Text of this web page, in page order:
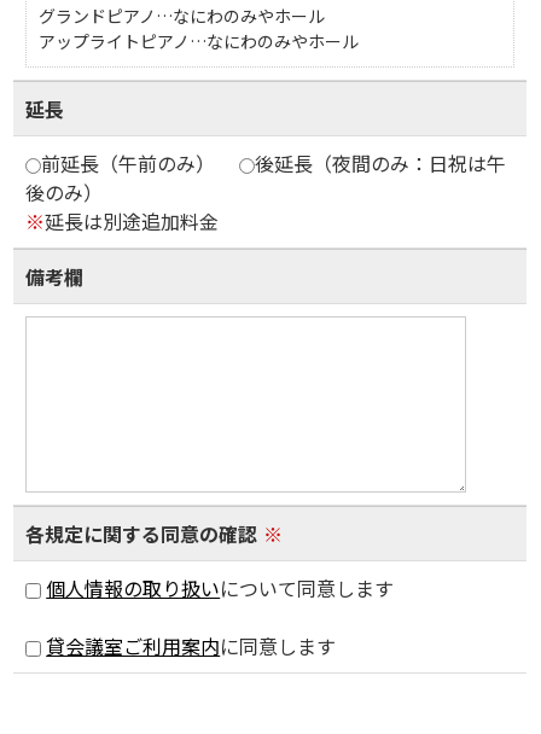
グランドピアノ…なにわのみやホール
アップライトピアノ…なにわのみやホール
延長
前延長（午前のみ）
後延長（夜間のみ：日祝は午
後のみ）
※延長は別途追加料金
備考欄
各規定に関する同意の確認 ※
個人情報の取り扱いについて同意します
貸会議室ご利用案内に同意します